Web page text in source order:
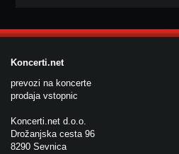
Koncerti.net
prevozi na koncerte
prodaja vstopnic
Koncerti.net d.o.o.
Drožanjska cesta 96
8290 Sevnica